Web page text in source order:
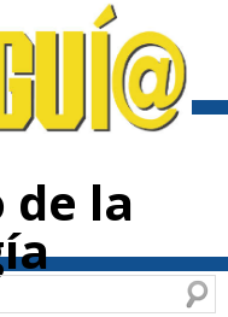
de la